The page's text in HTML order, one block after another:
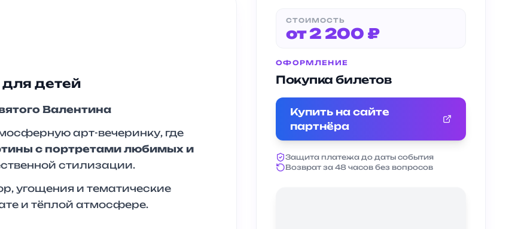
детей
Валентина
арт-вечеринку, где
с портретами любимых и
стилизации.
угощения и тематические
и тёплой атмосфере.
СТОИМОСТЬ
от 2 200 ₽
ОФОРМЛЕНИЕ
Покупка билетов
Купить на сайте
партнёра
Защита платежа до даты события
Возврат за 48 часов без вопросов